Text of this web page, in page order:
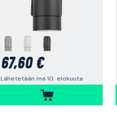
67,60 €
Lähetetään ma 10. elokuuta